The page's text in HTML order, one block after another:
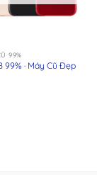
99%
99% · Máy Cũ Đẹp